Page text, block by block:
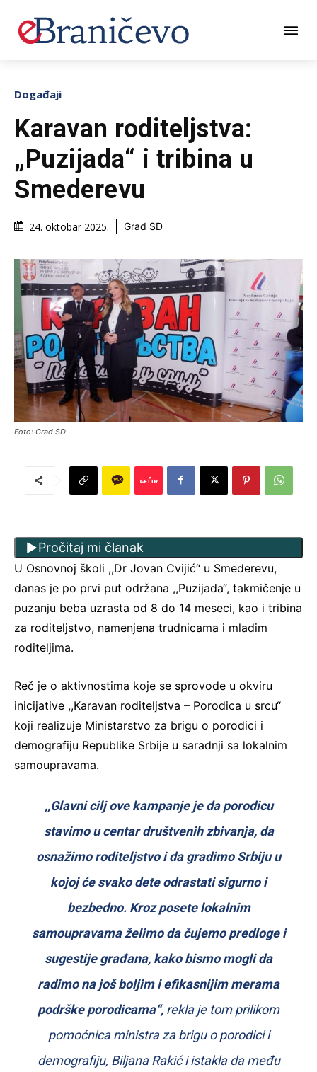
Događaji
Karavan roditeljstva:
„Puzijada“ i tribina u
Smederevu
24. oktobar 2025. Grad SD
Foto: Grad SD
Pročitaj mi članak
U Osnovnoj školi ,,Dr Jovan Cvijić“ u Smederevu,
danas je po prvi put održana ,,Puzijada“, takmičenje u
puzanju beba uzrasta od 8 do 14 meseci, kao i tribina
za roditeljstvo, namenjena trudnicama i mladim
roditeljima.
Reč je o aktivnostima koje se sprovode u okviru
inicijative ,,Karavan roditeljstva – Porodica u srcu“
koji realizuje Ministarstvo za brigu o porodici i
demografiju Republike Srbije u saradnji sa lokalnim
samoupravama.
,,Glavni cilj ove kampanje je da porodicu
stavimo u centar društvenih zbivanja, da
osnažimo roditeljstvo i da gradimo Srbiju u
kojoj će svako dete odrastati sigurno i
bezbedno. Kroz posete lokalnim
samoupravama želimo da čujemo predloge i
sugestije građana, kako bismo mogli da
radimo na još boljim i efikasnijim merama
podrške porodicama“, rekla je tom prilikom
pomoćnica ministra za brigu o porodici i
demografiju, Biljana Rakić i istakla da među